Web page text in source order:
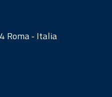
Roma - Italia